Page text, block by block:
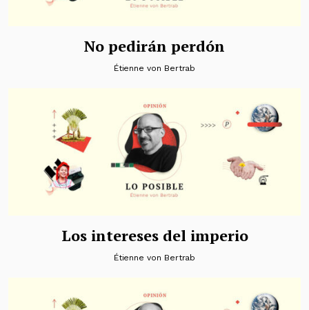
No pedirán perdón
Étienne von Bertrab
Los intereses del imperio
Étienne von Bertrab